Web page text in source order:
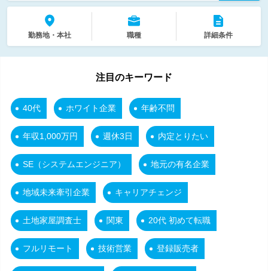
勤務地・本社 職種 詳細条件
注目のキーワード
40代 ホワイト企業 年齢不問
年収1,000万円 週休3日 内定とりたい
SE（システムエンジニア） 地元の有名企業
地域未来牽引企業 キャリアチェンジ
土地家屋調査士 関東 20代 初めて転職
フルリモート 技術営業 登録販売者